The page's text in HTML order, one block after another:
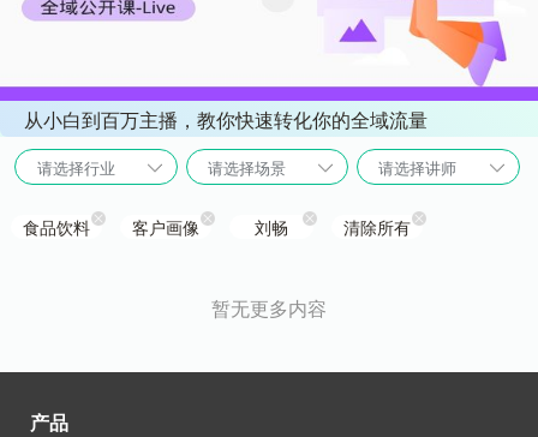
从小白到百万主播，教你快速转化你的全域流量
请选择行业 请选择场景 请选择讲师
食品饮料 客户画像 刘畅 清除所有
暂无更多内容
产品